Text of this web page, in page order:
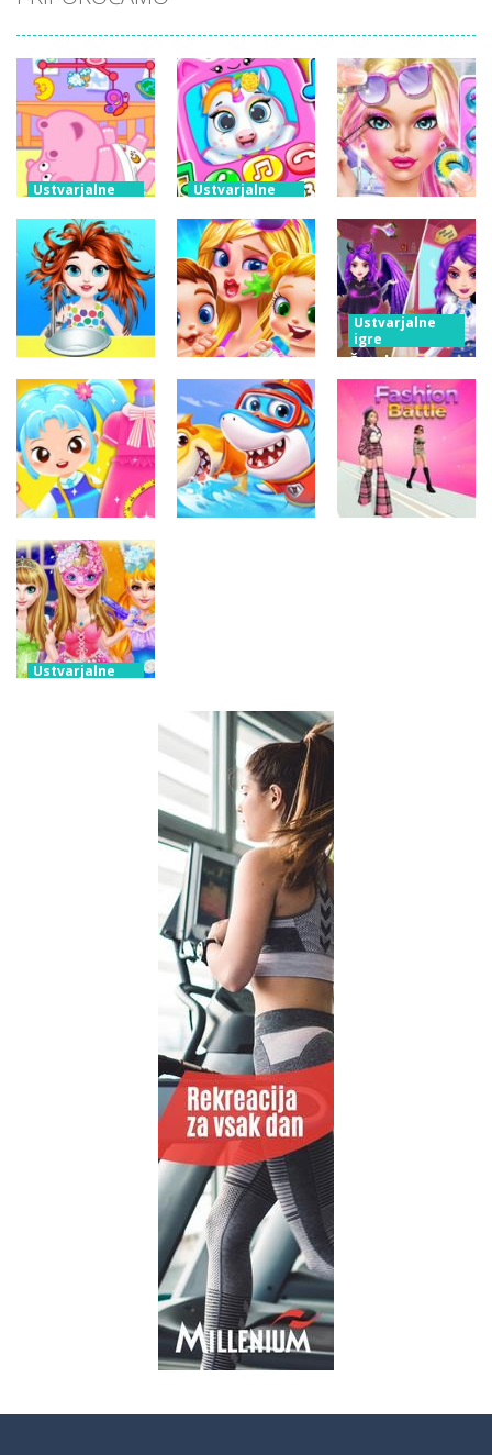
Ustvarjalne
Skrb za
malega
povodnega
konja
Ustvarjalne
Mobilni
telefon Baby
Princess
Unicorn
Ustvarjalne
igre
Fashion Doll
Diversity
Salon
Ustvarjalne
igre
Baby Taylor
nazaj v šolo
Ustvarjalne
igre
Skrb za moje
novorojenčke
dvojčkov
Ustvarjalne
igre
Čarobna
srednješolska
kraljica
maturantskega
plesa
Ustvarjalne
igre
Little Tailor
Diy Fashion
Ustvarjalne